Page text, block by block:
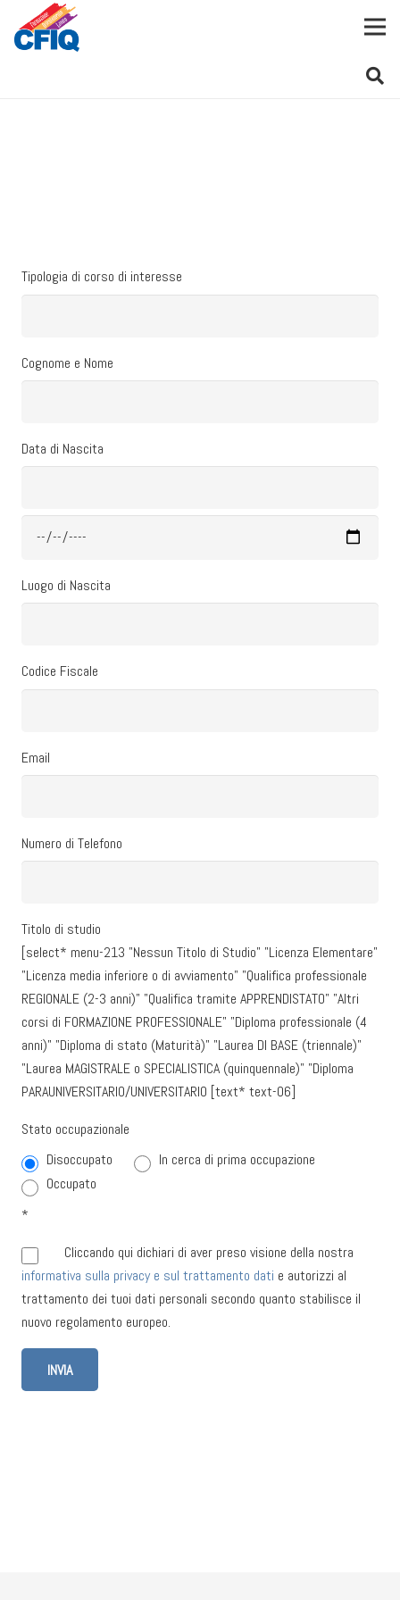
Tipologia di corso di interesse
Cognome e Nome
Data di Nascita
Luogo di Nascita
Codice Fiscale
Email
Numero di Telefono
Titolo di studio
[select* menu-213 "Nessun Titolo di Studio" "Licenza Elementare"
"Licenza media inferiore o di avviamento" "Qualifica professionale
REGIONALE (2-3 anni)" "Qualifica tramite APPRENDISTATO" "Altri
corsi di FORMAZIONE PROFESSIONALE" "Diploma professionale (4
anni)" "Diploma di stato (Maturità)" "Laurea DI BASE (triennale)"
"Laurea MAGISTRALE o SPECIALISTICA (quinquennale)" "Diploma
PARAUNIVERSITARIO/UNIVERSITARIO [text* text-06]
Stato occupazionale
Disoccupato
In cerca di prima occupazione
Occupato
*
Cliccando qui dichiari di aver preso visione della nostra
informativa sulla privacy e sul trattamento dati e autorizzi al
trattamento dei tuoi dati personali secondo quanto stabilisce il
nuovo regolamento europeo.